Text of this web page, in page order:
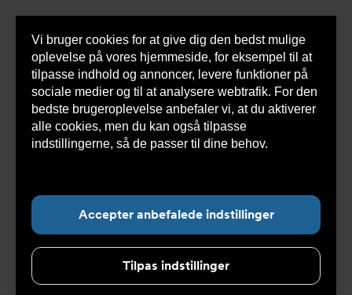
Vi bruger cookies for at give dig den bedst mulige
oplevelse på vores hjemmeside, for eksempel til at
tilpasse indhold og annoncer, levere funktioner på
sociale medier og til at analysere webtrafik. For den
bedste brugeroplevelse anbefaler vi, at du aktiverer
alle cookies, men du kan også tilpasse
indstillingerne, så de passer til dine behov.
Accepter anbefalede indstillinger
Tilpas indstillinger
Du
her:
Armatec > Log ind
E-mailadresse
Password